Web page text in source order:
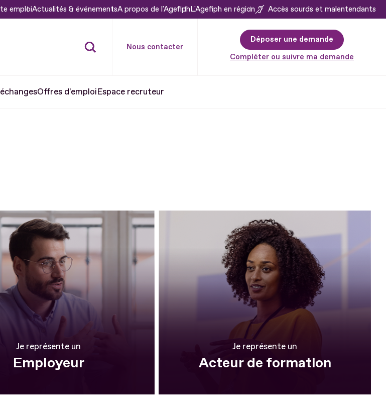
emploiActualités & événementsA propos de l'AgefiphL'Agefiph en région Accès sourds et malentendants
Nous contacter
Déposer une demande
Compléter ou suivre ma demande
Offres d'emploiEspace recruteur
Je représente un
Employeur
Je représente un
Acteur de formation